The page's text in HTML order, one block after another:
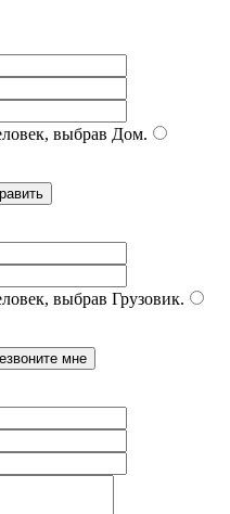
выбрав Дом.
выбрав Грузовик.